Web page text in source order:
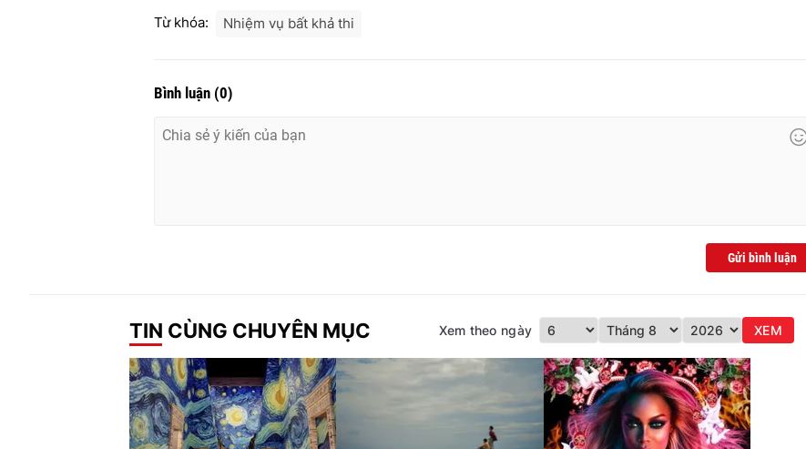
Từ khóa: Nhiệm vụ bất khả thi
Bình luận (0)
Gửi bình luận
TIN CÙNG CHUYÊN MỤC Xem theo ngày XEM